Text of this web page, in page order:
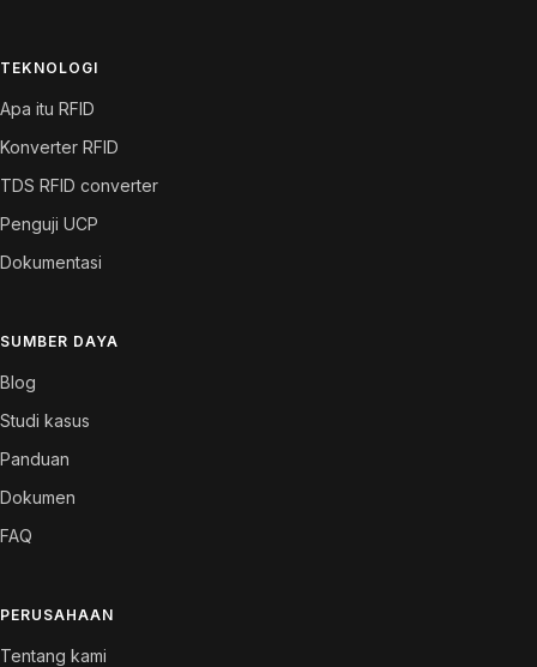
TEKNOLOGI
Apa itu RFID
Konverter RFID
TDS RFID converter
Penguji UCP
Dokumentasi
SUMBER DAYA
Blog
Studi kasus
Panduan
Dokumen
FAQ
PERUSAHAAN
Tentang kami